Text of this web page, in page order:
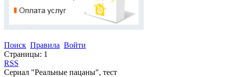
Поиск Правила Войти
Страницы: 1
RSS
Сериал "Реальные пацаны", тест